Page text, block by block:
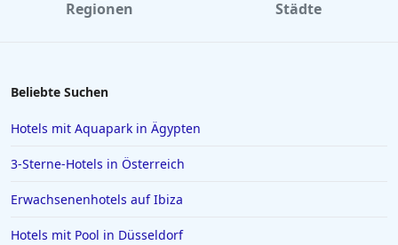
Hotels in Barcelona
Hotels in Zell am See
Hotels in Würzburg
Regionen Städte
Beliebte Suchen
Hotels mit Aquapark in Ägypten
3-Sterne-Hotels in Österreich
Erwachsenenhotels auf Ibiza
Hotels mit Pool in Düsseldorf